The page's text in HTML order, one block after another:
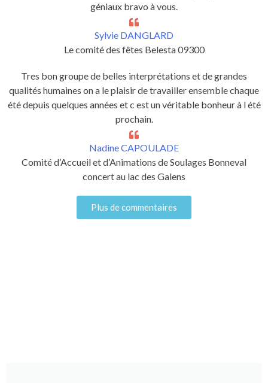
géniaux bravo à vous.
Sylvie DANGLARD
Le comité des fêtes Belesta 09300
Tres bon groupe de belles interprétations et de grandes
qualités humaines on a le plaisir de travailler ensemble chaque
été depuis quelques années et c est un véritable bonheur à l été
prochain.
Nadine CAPOULADE
Comité d’Accueil et d’Animations de Soulages Bonneval
concert au lac des Galens
Plus de commentaires